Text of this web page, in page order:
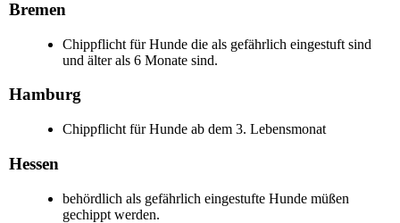
Bremen
Chippflicht für Hunde die als gefährlich eingestuft sind
und älter als 6 Monate sind.
Hamburg
Chippflicht für Hunde ab dem 3. Lebensmonat
Hessen
behördlich als gefährlich eingestufte Hunde müßen
gechippt werden.